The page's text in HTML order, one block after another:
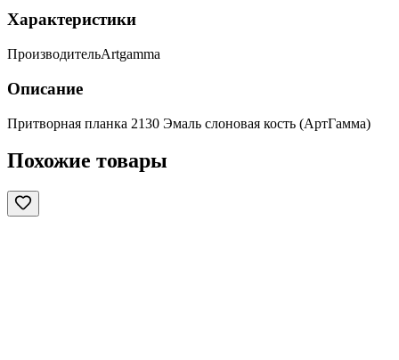
Характеристики
ПроизводительArtgamma
Описание
Притворная планка 2130 Эмаль слоновая кость (АртГамма)
Похожие товары